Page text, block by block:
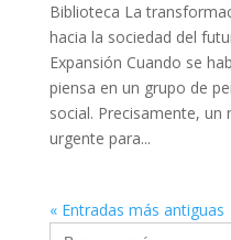
Biblioteca La
hacia la sociedad del
Expansión Cuando se
piensa en un grupo de
social. Precisamente,
urgente para...
« Entradas más antiguas
Buscar: